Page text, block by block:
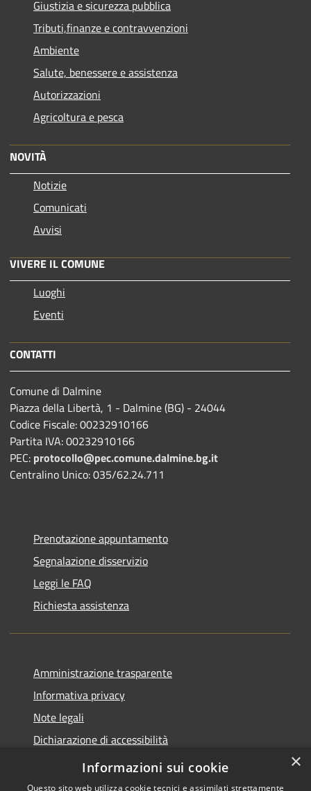
Giustizia e sicurezza pubblica
Tributi,finanze e contravvenzioni
Ambiente
Salute, benessere e assistenza
Autorizzazioni
Agricoltura e pesca
NOVITÀ
Notizie
Comunicati
Avvisi
VIVERE IL COMUNE
Luoghi
Eventi
CONTATTI
Comune di Dalmine
Piazza della Libertà, 1 - Dalmine (BG) - 24044
Codice Fiscale: 00232910166
Partita IVA: 00232910166
PEC: protocollo@pec.comune.dalmine.bg.it
Centralino Unico: 035/62.24.711
Prenotazione appuntamento
Segnalazione disservizio
Leggi le FAQ
Richiesta assistenza
Amministrazione trasparente
Informativa privacy
Note legali
Dichiarazione di accessibilità
Piano di miglioramento del sito
×
Informazioni sui cookie
Questo sito web utilizza cookie tecnici e assimilati strettamente